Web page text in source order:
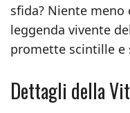
sfida? Niente meno
leggenda vivente
promette scintille e
Dettagli della